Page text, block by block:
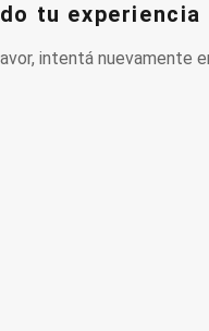
tu experiencia
intentá nuevamente